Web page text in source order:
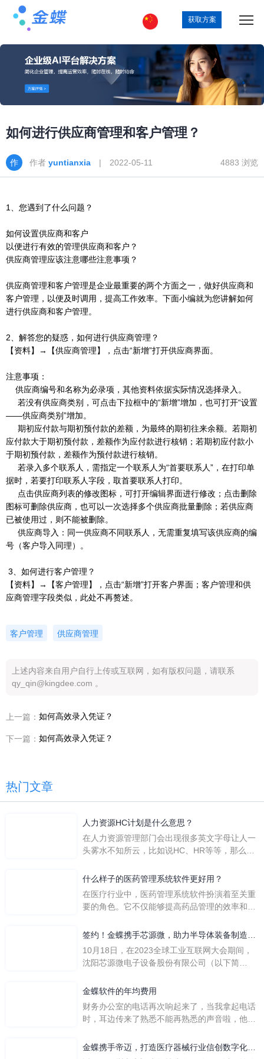
获取方案
如何进行供应商管理和客户管理？
作者 yuntianxia | 2022-05-11 4883 浏览
1、您遇到了什么问题？
如何设置供应商和客户
以便进行有效的管理供应商和客户？
供应商管理应该注意哪些注意事项？
供应商管理和客户管理是企业最重要的两个方面之一，做好供应商和
客户管理，以便及时调用，提高工作效率。下面小编就为您讲解如何
进行供应商和客户管理。
2、解答您的疑惑，如何进行供应商管理？
【资料】→【供应商管理】，点击“新增”打开供应商界面。
注意事项：
供应商编号和名称为必录项，其他资料依据实际情况选择录入。
若没有供应商类别，可点击下拉框中的“新增”增加，也可打开“设置
——供应商类别”增加。
期初应付款与期初预付款的差额，为最终的期初往来余额。若期初
应付款大于期初预付款，差额作为应付款进行核销；若期初应付款小
于期初预付款，差额作为预付款进行核销。
若录入多个联系人，需指定一个联系人为“首要联系人”，在打印单
据时，若要打印联系人字段，取首要联系人打印。
点击供应商列表的修改图标，可打开编辑界面进行修改；点击删除
图标可删除供应商，也可以一次选择多个供应商批量删除；若供应商
已被使用过，则不能被删除。
供应商导入：同一供应商不同联系人，无需重复填写该供应商的编
号（客户导入同理）。
3、如何进行客户管理？
【资料】→【客户管理】，点击“新增”打开客户界面；客户管理和供
应商管理字段类似，此处不再赘述。
客户管理 供应商管理
上述内容来自用户自行上传或互联网，如有版权问题，请联系
qy_qin@kingdee.com 。
上一篇： 如何高效录入凭证？
下一篇： 如何高效录入凭证？
热门文章
人力资源HC计划是什么意思？
在人力资源管理部门会出现很多英文字母让人一
头雾水不知所云，比如说HC、HR等等，那么它
么呢？
什么样子的医药管理系统软件更好用？
在医疗行业中，医药管理系统软件扮演着至关重
要的角色。它不仅能够提高药品管理的效率和准
一个好用的医药管理系统软件应具备以下特点。
地进行操作。 复杂的
签约！金蝶携手芯源微，助力半导体装备制造领
先企业迈向世界
10月18日，在2023全球工业互联网大会期间，
沈阳芯源微电子设备股份有限公司（以下简
下简称“金蝶”）在辽宁沈阳签署战略合作协议。
营管控平台，从而实现公司产研一体化、业财一
体化，提升公司整体业务水平。
金蝶软件的年均费用
财务办公室的电话再次响起来了，当我拿起电话
时，耳边传来了熟悉不能再熟悉的声音啦，他就
软件过程中遇到任何问题，我都可以获得金蝶服
金蝶携手帝迈，打造医疗器械行业信创数字化标